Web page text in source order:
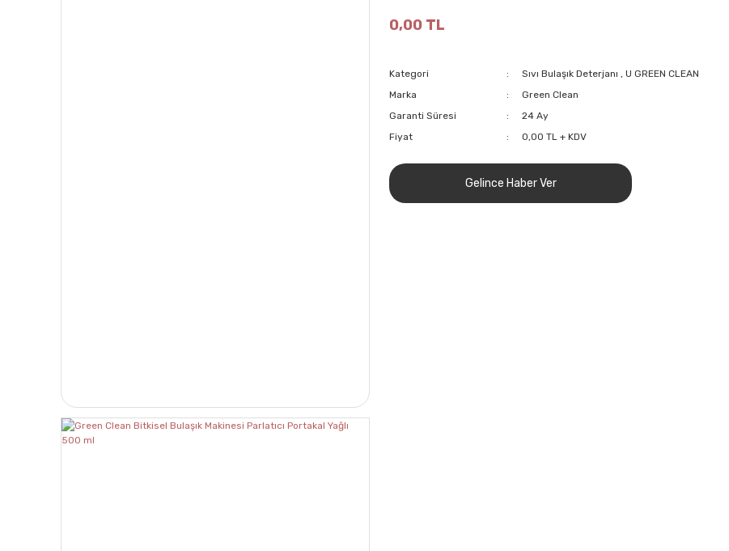
0,00 TL
Kategori Sıvı Bulaşık Deterjanı ,U GREEN CLEAN
Marka
Green Clean
Garanti Süresi
24 Ay
Fiyat
0,00 TL + KDV
Gelince Haber Ver